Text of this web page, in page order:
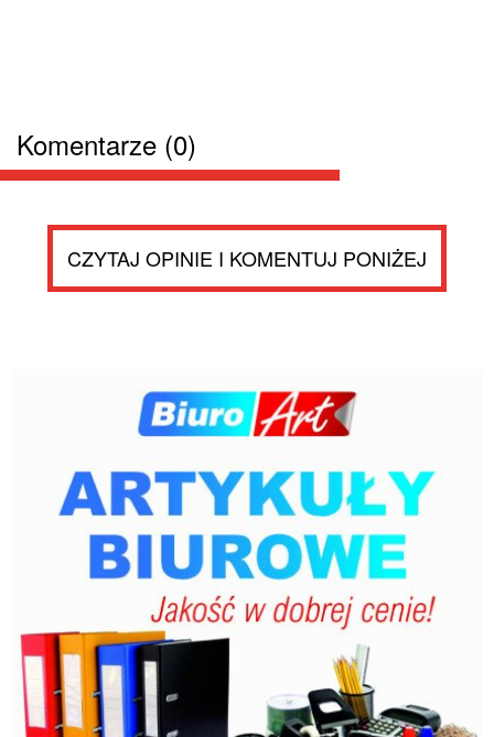
Komentarze (0)
CZYTAJ OPINIE I KOMENTUJ PONIŻEJ